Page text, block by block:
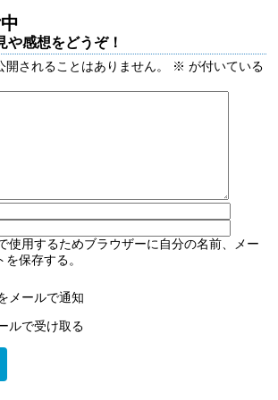
や感想をどうぞ！
開されることはありません。 ※ が付いている
使用するためブラウザーに自分の名前、メー
保存する。
メールで通知
ルで受け取る